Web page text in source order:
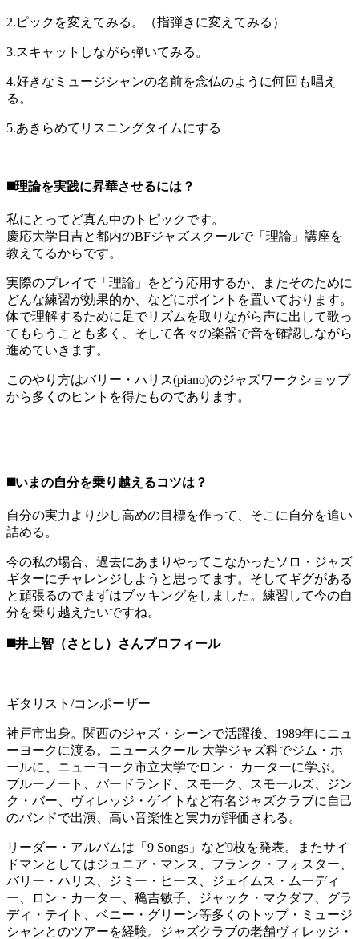
2.ピックを変えてみる。（指弾きに変えてみる）
3.スキャットしながら弾いてみる。
4.好きなミュージシャンの名前を念仏のように何回も唱え
る。
5.あきらめてリスニングタイムにする
◼️理論を実践に昇華させるには？
私にとってど真ん中のトピックです。
慶応大学日吉と都内のBFジャズスクールで「理論」講座を
教えてるからです。
実際のプレイで「理論」をどう応用するか、またそのために
どんな練習が効果的か、などにポイントを置いております。
体で理解するために足でリズムを取りながら声に出して歌っ
てもらうことも多く、そして各々の楽器で音を確認しながら
進めていきます。
このやり方はバリー・ハリス(piano)のジャズワークショップ
から多くのヒントを得たものであります。
◼️いまの自分を乗り越えるコツは？
自分の実力より少し高めの目標を作って、そこに自分を追い
詰める。
今の私の場合、過去にあまりやってこなかったソロ・ジャズ
ギターにチャレンジしようと思ってます。そしてギグがある
と頑張るのでまずはブッキングをしました。練習して今の自
分を乗り越えたいですね。
◼️井上智（さとし）さんプロフィール
ギタリスト/コンポーザー
神戸市出身。関西のジャズ・シーンで活躍後、1989年にニュ
ーヨークに渡る。ニュースクール 大学ジャズ科でジム・ホ
ールに、ニューヨーク市立大学でロン・ カーターに学ぶ。
ブルーノート、バードランド、スモーク、スモールズ、ジン
ク・バー、ヴィレッジ・ゲイトなど有名ジャズクラブに自己
のバンドで出演、高い音楽性と実力が評価される。
リーダー・アルバムは「9 Songs」など9枚を発表。またサイ
ドマンとしてはジュニア・マンス、フランク・フォスター、
バリー・ハリス、ジミー・ヒース、ジェイムス・ムーディ
ー、ロン・カーター、穐吉敏子、ジャック・マクダフ、グラ
ディ・テイト、ベニー・グリーン等多くのトップ・ミュージ
シャンとのツアーを経験。ジャズクラブの老舗ヴィレッジ・